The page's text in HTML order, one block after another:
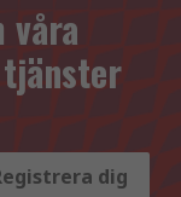
våra
dig